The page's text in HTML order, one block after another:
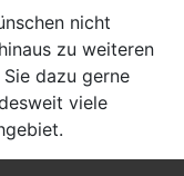
nicht
zu weiteren
dazu gerne
viele